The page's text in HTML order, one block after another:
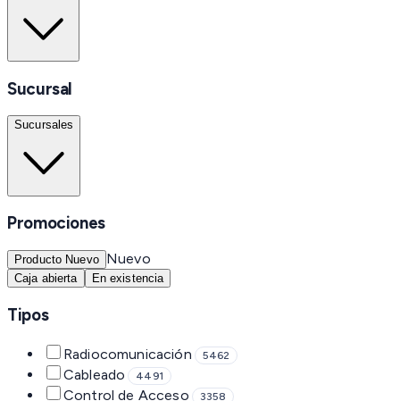
Sucursal
Sucursales
Promociones
Producto Nuevo Nuevo
Caja abierta En existencia
Tipos
Radiocomunicación 5462
Cableado 4491
Control de Acceso 3358